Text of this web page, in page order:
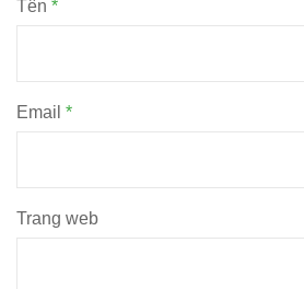
Tên *
Email *
Trang web